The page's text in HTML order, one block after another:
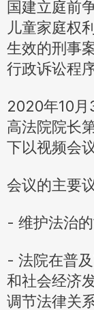
国建立庭前
儿童家庭权
生效的刑事
行政诉讼程
2020年10月
高法院院长
下以视频会
会议的主要
- 维护法治的
- 法院在普
和社会经济
调节法律关